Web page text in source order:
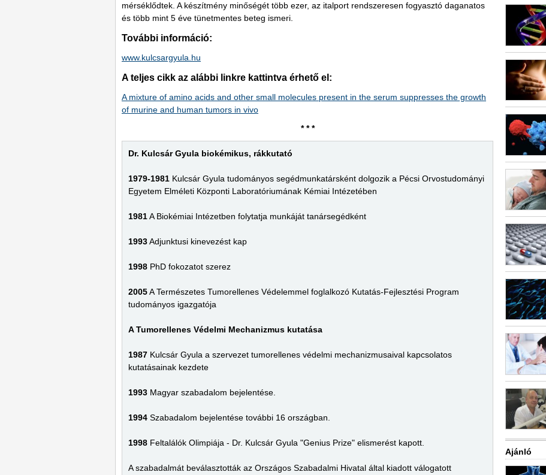
mérséklődtek. A készítmény minőségét több ezer, az italport rendszeresen fogyasztó daganatos
és több mint 5 éve tünetmentes beteg ismeri.
További információ:
www.kulcsargyula.hu
A teljes cikk az alábbi linkre kattintva érhető el:
A mixture of amino acids and other small molecules present in the serum suppresses the growth
of murine and human tumors in vivo
* * *
Dr. Kulcsár Gyula biokémikus, rákkutató
1979-1981 Kulcsár Gyula tudományos segédmunkatársként dolgozik a Pécsi Orvostudományi
Egyetem Elméleti Központi Laboratóriumának Kémiai Intézetében
1981A Biokémiai Intézetben folytatja munkáját tanársegédként
1993Adjunktusi kinevezést kap
1998 PhD fokozatot szerez
2005A Természetes Tumorellenes Védelemmel foglalkozó Kutatás-Fejlesztési Program
tudományos igazgatója
A Tumorellenes Védelmi Mechanizmus kutatása
1987 Kulcsár Gyula a szervezet tumorellenes védelmi mechanizmusaival kapcsolatos
kutatásainak kezdete
1993 Magyar szabadalom bejelentése.
1994 Szabadalom bejelentése további 16 országban.
1998 Feltalálók Olimpiája - Dr. Kulcsár Gyula "Genius Prize" elismerést kapott.
A szabadalmát beválasztották az Országos Szabadalmi Hivatal által kiadott válogatott
Ajánló